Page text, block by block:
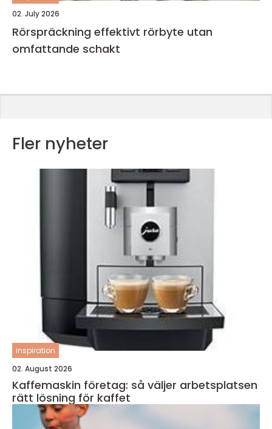
02. July 2026
Rörspräckning effektivt rörbyte utan
omfattande schakt
Fler nyheter
inspiration
02. August 2026
Kaffemaskin företag: så väljer arbetsplatsen
rätt lösning för kaffet